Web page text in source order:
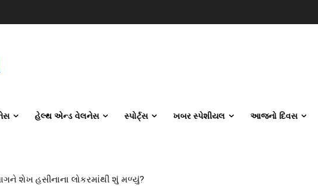
હેલ્થ એન્ડ વેલનેસ સ્પોર્ટ્સ ખબર સ્પેશીયલ આજનો દિવસ
શેખ હસીનાના લોકરમાંથી શું મળ્યું?